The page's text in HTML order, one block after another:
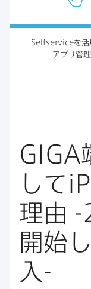
Selfserviceを​活
アプリ管理
GIGA
して
理由 -
開始
入 -